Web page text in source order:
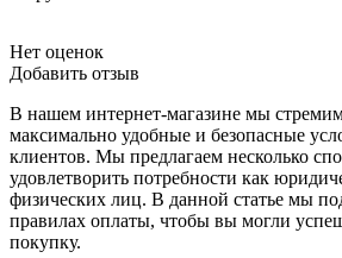
Нет оценок
Добавить отзыв
В нашем интернет-магазине мы
максимально удобные и безопасные
клиентов. Мы предлагаем несколько
удовлетворить потребности как
физических лиц. В данной статье мы
правилах оплаты, чтобы вы могли
покупку.